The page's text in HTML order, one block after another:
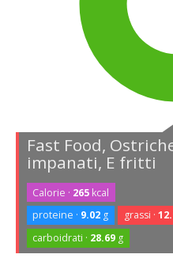
Fast Food,
impanati, E fritti
Calorie · 265 kcal
proteine · 9.02 g grassi ·
carboidrati · 28.69 g